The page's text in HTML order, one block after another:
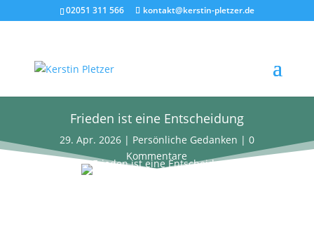
02051 311 566 kontakt@kerstin-pletzer.de
Frieden ist eine Entscheidung
29. Apr. 2026| Persönliche Gedanken | 0
Kommentare